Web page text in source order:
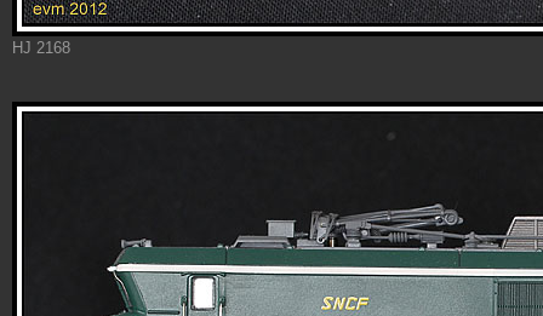
HJ 2168